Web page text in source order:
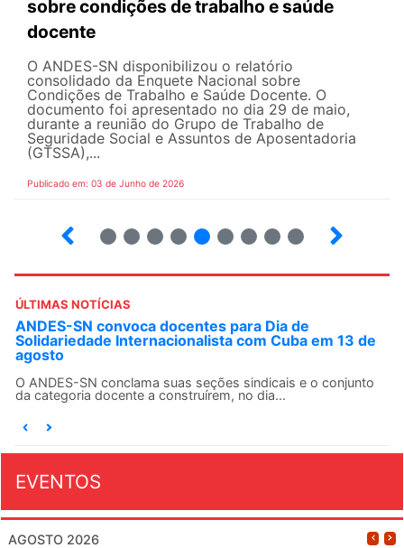
sobre condições de trabalho e saúde
docente
O ANDES-SN disponibilizou o relatório
consolidado da Enquete Nacional sobre
Condições de Trabalho e Saúde Docente. O
documento foi apresentado no dia 29 de maio,
durante a reunião do Grupo de Trabalho de
Seguridade Social e Assuntos de Aposentadoria
(GTSSA),...
Publicado em: 03 de Junho de 2026
ÚLTIMAS NOTÍCIAS
ANDES-SN convoca docentes para Dia de
Solidariedade Internacionalista com Cuba em 13 de
agosto
O ANDES-SN conclama suas seções sindicais e o conjunto
da categoria docente a construírem, no dia...
EVENTOS
AGOSTO 2026